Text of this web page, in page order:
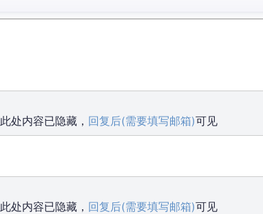
此处内容已隐藏， 回复后(需要填写邮箱)可见
此处内容已隐藏， 回复后(需要填写邮箱)可见